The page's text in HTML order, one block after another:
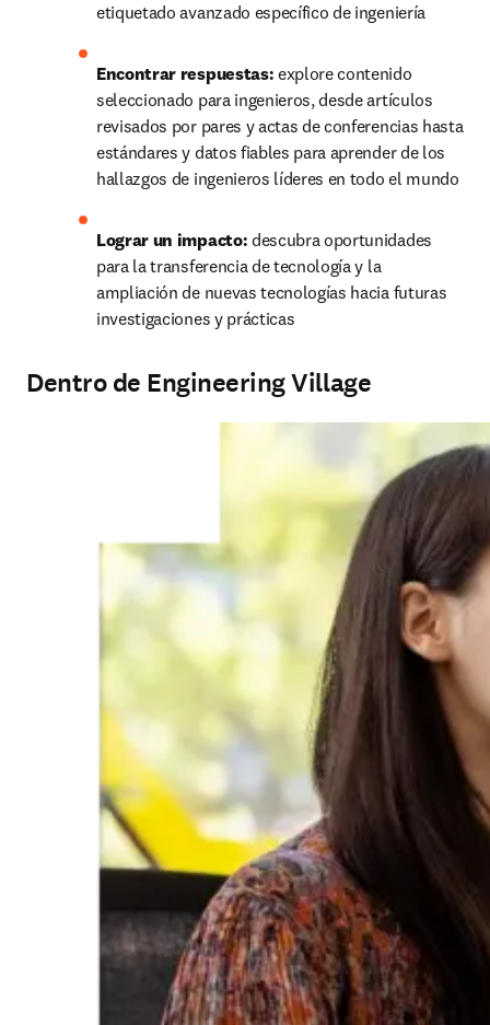
etiquetado avanzado específico de ingeniería
Encontrar respuestas: explore contenido
seleccionado para ingenieros, desde artículos
revisados por pares y actas de conferencias hasta
estándares y datos fiables para aprender de los
hallazgos de ingenieros líderes en todo el mundo
Lograr un impacto: descubra oportunidades
para la transferencia de tecnología y la
ampliación de nuevas tecnologías hacia futuras
investigaciones y prácticas
Dentro de Engineering Village